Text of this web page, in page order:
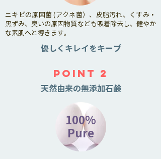
ニキビの原因菌 (アクネ菌）、皮脂汚れ、くすみ・
黒ずみ、臭いの原因物質なども吸着除去し、健やか
な素肌へと導きます。
優しくキレイをキープ
POINT 2
天然由来の無添加石鹸
100%
Pure